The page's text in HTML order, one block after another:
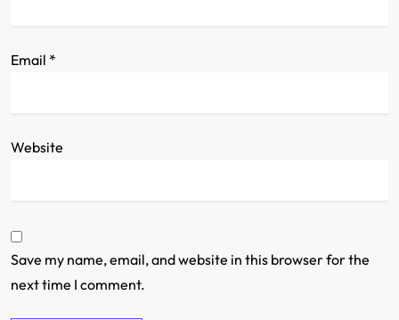
Email *
Website
Save my name, email, and website in this browser for the
next time I comment.